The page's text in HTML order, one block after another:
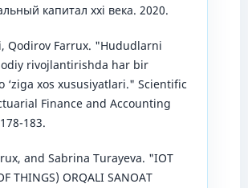
капитал xxi века. 2020.
Qodirov Farrux. "Hududlarni
rivojlantirishda har bir
‘ziga xos xususiyatlari." Scientific
Finance and Accounting
183.
and Sabrina Turayeva. "IOT
THINGS) ORQALI SANOAT